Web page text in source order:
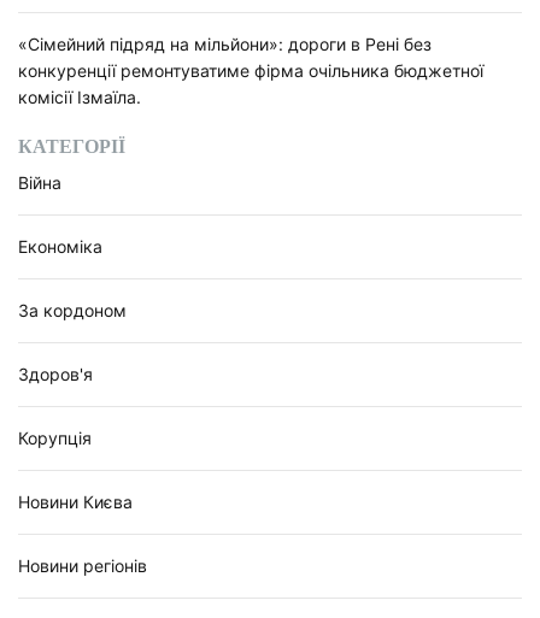
«Сімейний підряд на мільйони»: дороги в Рені без
конкуренції ремонтуватиме фірма очільника бюджетної
комісії Ізмаїла.
КАТЕГОРІЇ
Війна
Економіка
За кордоном
Здоров'я
Корупція
Новини Києва
Новини регіонів